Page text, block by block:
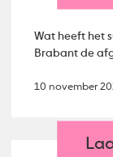
Wat heeft het
Brabant de
10 november